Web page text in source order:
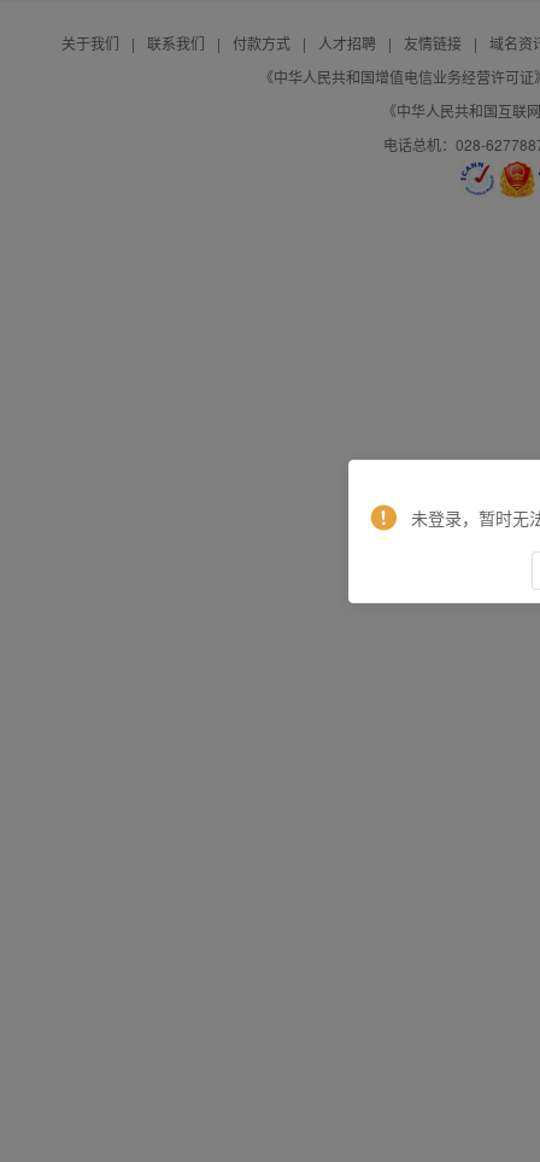
关于我们 | 联系我们 | 付款方式 | 人才招聘 | 友情链接 |
域名资
《中华人民共和国增值电信业务经营许可
《中华人民共和国互联
电话总机：028-
未登录，暂时无